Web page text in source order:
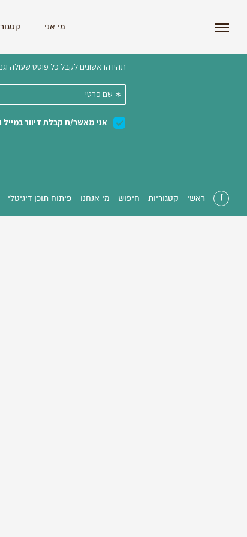
מי אני
הצטרפו לניוזלטר
ראשי קטגוריות חיפוש מי אנחנו פיתוח תוכן דיגיטלי